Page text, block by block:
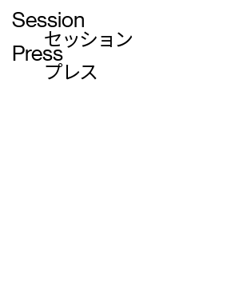
Session
Press
セッション
プレス